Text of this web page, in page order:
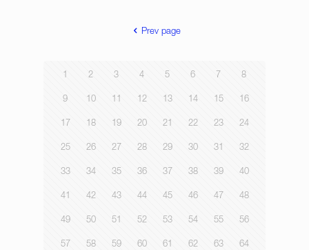
Prev page
1 2 3 4 5 6 7 8
9 10 11 12 13 14 15 16
17 18 19 20 21 22 23 24
25 26 27 28 29 30 31 32
33 34 35 36 37 38 39 40
41 42 43 44 45 46 47 48
49 50 51 52 53 54 55 56
57 58 59 60 61 62 63 64